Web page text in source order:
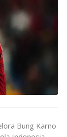
Bung Karno